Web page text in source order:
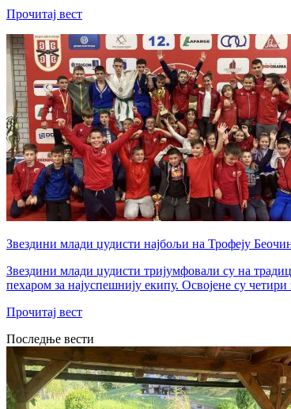
Прочитај вест
Звездини млади џудисти најбољи на Трофеју
Звездини млади џудисти тријумфовали су на
пехаром за најуспешнију екипу. Освојене су
Прочитај вест
Последње вести